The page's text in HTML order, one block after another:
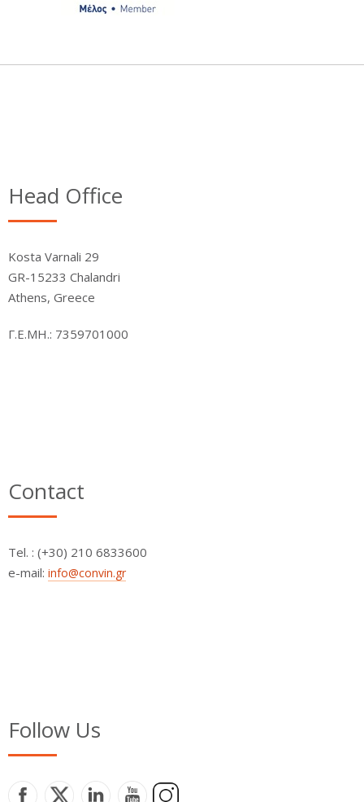
Head Office
Kosta Varnali 29
GR-15233 Chalandri
Athens, Greece
Γ.Ε.ΜΗ.: 7359701000
Contact
Τel. : (+30) 210 6833600
e-mail: info@convin.gr
Follow Us